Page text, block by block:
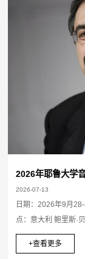
2026年耶鲁大学
2026-07-13
日期：2026年9月
点：意大利 鲍里斯·
+查看更多